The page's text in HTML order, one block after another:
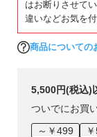
はお断りさせて
違いなどお気を付
商品についての
5,500円(税込)
ついでにお買
～￥499